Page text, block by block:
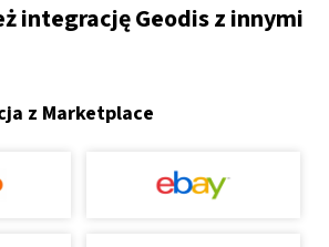
integrację Geodis z innymi
z Marketplace